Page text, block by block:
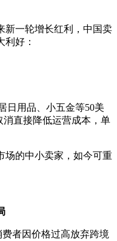
新一轮增长红利，中国卖
好：
日用品、小五金等50美
消直接降低运营成本，单
场的中小卖家，如今可重
者因价格过高放弃跨境